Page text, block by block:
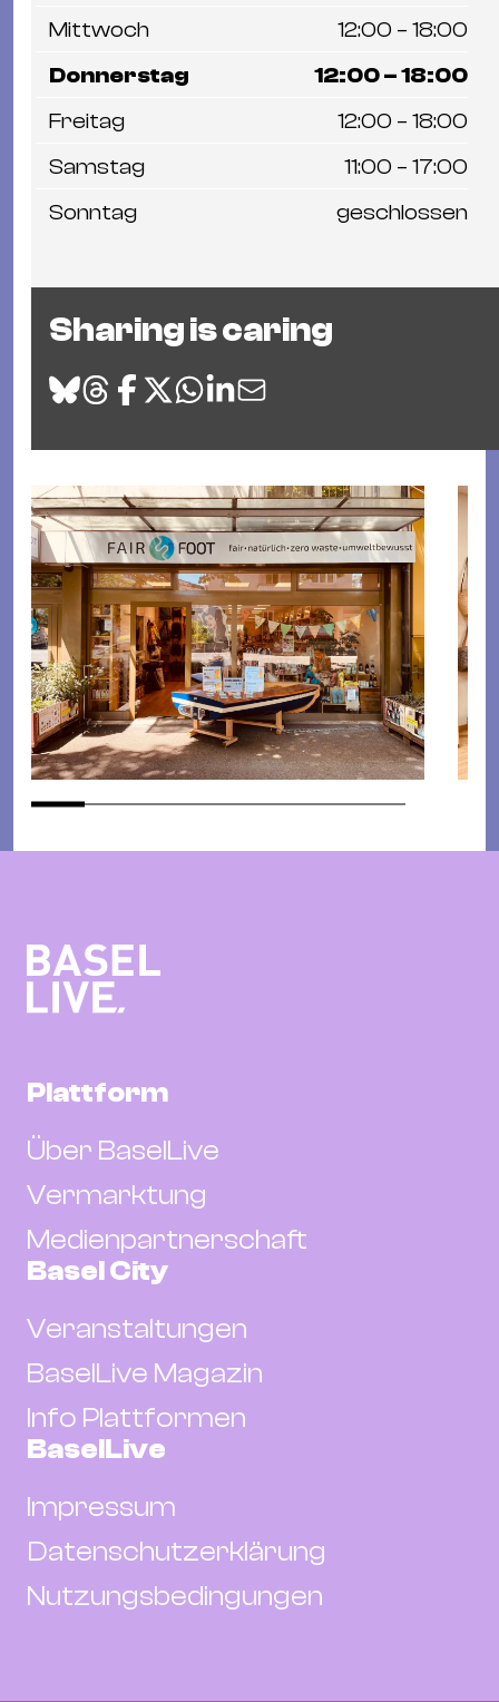
Mittwoch
12:00 – 18:00
Donnerstag
12:00 – 18:00
Freitag
12:00 – 18:00
Samstag
11:00 – 17:00
Sonntag
geschlossen
Sharing is caring
Plattform
Über BaselLive
Vermarktung
Medienpartnerschaft
Basel City
Veranstaltungen
BaselLive Magazin
Info Plattformen
BaselLive
Impressum
Datenschutzerklärung
Nutzungsbedingungen